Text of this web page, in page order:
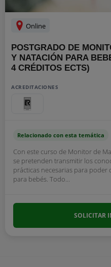
Online
POSTGRADO DE
Y NATACIÓN PARA
4 CRÉDITOS ECTS)
ACREDITACIONES
Relacionado con esta temática
Con este curso de Monitor de
se pretenden transmitir los
prácticas necesarias para
para bebés. Todo...
SOLICITAR